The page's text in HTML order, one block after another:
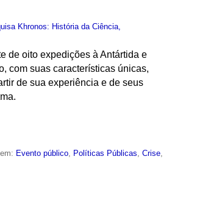
Khronos: História da Ciência,
de oito expedições à Antártida e
com suas características únicas,
de sua experiência e de seus
Evento público Políticas Públicas ,Crise